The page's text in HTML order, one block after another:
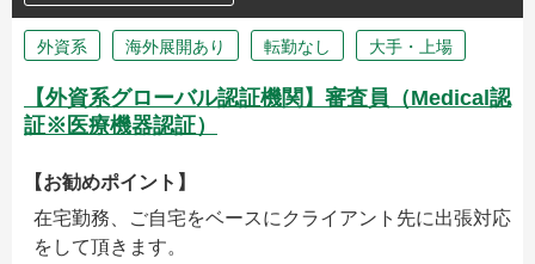
外資系 海外展開あり 転勤なし 大手・上場
【外資系グローバル認証機関】審査員（Medical認
証※医療機器認証）
【お勧めポイント】
在宅勤務、ご自宅をベースにクライアント先に出張対応
をして頂きます。